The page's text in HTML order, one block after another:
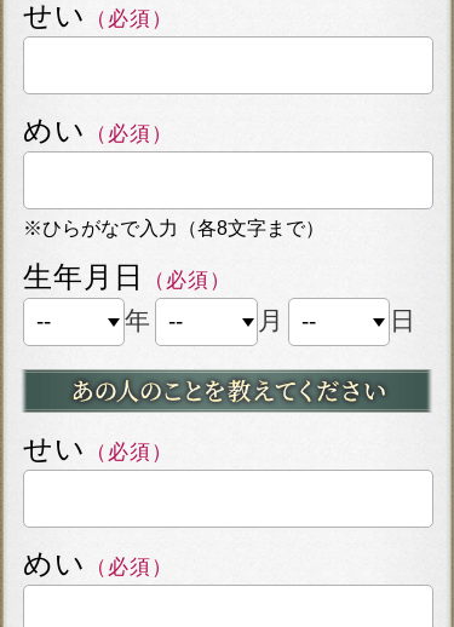
せい （必須）
めい （必須）
※ひらがなで入力（各8文字まで）
生年月日 （必須）
年 月 日
せい （必須）
めい （必須）